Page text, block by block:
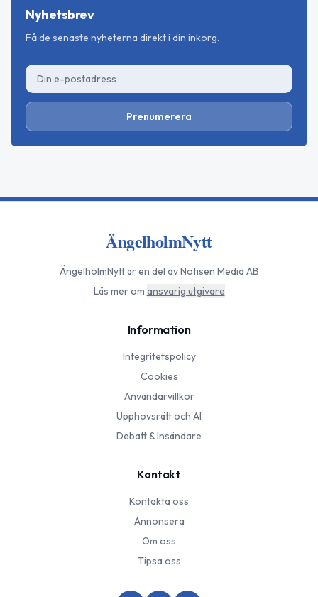
Nyhetsbrev
Få de senaste nyheterna direkt i din inkorg.
Prenumerera
ÄngelholmNytt
ÄngelholmNyttär en del av Notisen Media AB
Läs mer om ansvarig utgivare
Information
Integritetspolicy
Cookies
Användarvillkor
Upphovsrätt och AI
Debatt & Insändare
Kontakt
Kontakta oss
Annonsera
Om oss
Tipsa oss